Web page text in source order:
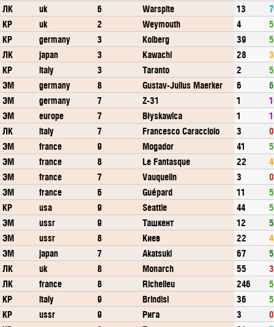
ЛК
uk 6 Warspite 13
КР
uk 2 Weymouth 4
КР
germany 3 Kolberg 39
ЛК
japan 3 Kawachi 28
КР
italy 3 Taranto 2
ЭМ
germany 8 Gustav-Julius Maerker 6
ЭМ
germany 7 Z-31 1
ЭМ
europe 7 Błyskawica 1
ЛК
italy 7 Francesco Caracciolo 3
0
ЭМ
france 9 Mogador 41
ЭМ
france 8 Le Fantasque 22
ЭМ
france 7 Vauquelin 3
0
ЭМ
france 6 Guépard 11
КР
usa 9 Seattle 44
ЭМ
ussr 9 Ташкент 12
ЭМ
ussr 8 Киев 22
ЭМ
japan 7 Akatsuki 67
ЛК
uk 8 Monarch 55
ЛК
france 8 Richelieu 246
КР
italy 9 Brindisi 36
КР
ussr 9 Рига 3
0